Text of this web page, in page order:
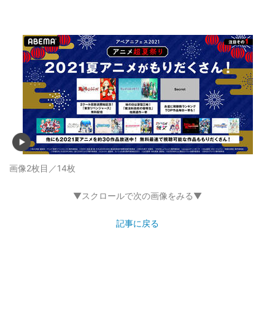
画像2枚目／14枚
▼スクロールで次の画像をみる▼
記事に戻る